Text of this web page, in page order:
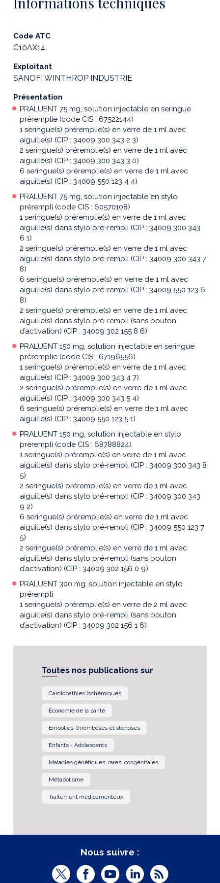
Code ATC
C10AX14
Exploitant
SANOFI WINTHROP INDUSTRIE
Présentation
PRALUENT 75 mg, solution injectable en seringue
préremplie (code CIS : 67522144)
1 seringue(s) préremplie(s) en verre de 1 ml avec
aiguille(s) (CIP : 34009 300 343 2 3)
2 seringue(s) préremplie(s) en verre de 1 ml avec
aiguille(s) (CIP : 34009 300 343 3 0)
6 seringue(s) préremplie(s) en verre de 1 ml avec
aiguille(s) (CIP : 34009 550 123 4 4)
PRALUENT 75 mg, solution injectable en stylo
prérempli (code CIS : 60570108)
1 seringue(s) préremplie(s) en verre de 1 ml avec
aiguille(s) dans stylo pré-rempli (CIP : 34009 300 343
6 1)
2 seringue(s) préremplie(s) en verre de 1 ml avec
aiguille(s) dans stylo pré-rempli (CIP : 34009 300 343 7
8)
6 seringue(s) préremplie(s) en verre de 1 ml avec
aiguille(s) dans stylo pré-rempli (CIP : 34009 550 123 6
8)
2 seringue(s) préremplie(s) en verre de 1 ml avec
aiguille(s) dans stylo pré-rempli (sans bouton
d’activation) (CIP : 34009 302 155 8 6)
PRALUENT 150 mg, solution injectable en seringue
préremplie (code CIS : 67196556)
1 seringue(s) préremplie(s) en verre de 1 ml avec
aiguille(s) (CIP : 34009 300 343 4 7)
2 seringue(s) préremplie(s) en verre de 1 ml avec
aiguille(s) (CIP : 34009 300 343 5 4)
6 seringue(s) préremplie(s) en verre de 1 ml avec
aiguille(s) (CIP : 34009 550 123 5 1)
PRALUENT 150 mg, solution injectable en stylo
prérempli (code CIS : 68788824)
1 seringue(s) préremplie(s) en verre de 1 ml avec
aiguille(s) dans stylo pré-rempli (CIP : 34009 300 343 8
5)
2 seringue(s) préremplie(s) en verre de 1 ml avec
aiguille(s) dans stylo pré-rempli (CIP : 34009 300 343
9 2)
6 seringue(s) préremplie(s) en verre de 1 ml avec
aiguille(s) dans stylo pré-rempli (CIP : 34009 550 123 7
5)
2 seringue(s) préremplie(s) en verre de 1 ml avec
aiguille(s) dans stylo pré-rempli (sans bouton
d’activation) (CIP : 34009 302 156 0 9)
PRALUENT 300 mg, solution injectable en stylo
prérempli
1 seringue(s) préremplie(s) en verre de 2 ml avec
aiguille(s) dans stylo pré-rempli (sans bouton
d’activation) (CIP : 34009 302 156 1 6)
Toutes nos publications sur
Cardiopathies ischémiques
Économie de la santé
Embolies, thromboses et sténoses
Enfants - Adolescents
Maladies génétiques, rares, congénitales
Métabolisme
Traitement médicamenteux
Nous suivre :
T
F
Y
L
R